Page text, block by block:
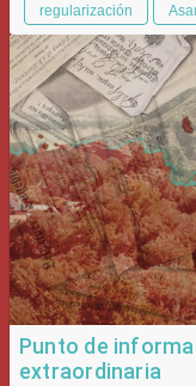
regularización
Punto de
extraordinaria